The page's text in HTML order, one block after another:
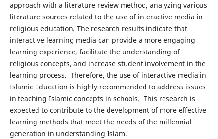
approach with a literature review method, analyzing various
literature sources related to the use of interactive media in
religious education. The research results indicate that
interactive learning media can provide a more engaging
learning experience, facilitate the understanding of
religious concepts, and increase student involvement in the
learning process. Therefore, the use of interactive media in
Islamic Education is highly recommended to address issues
in teaching Islamic concepts in schools. This research is
expected to contribute to the development of more effective
learning methods that meet the needs of the millennial
generation in understanding Islam.